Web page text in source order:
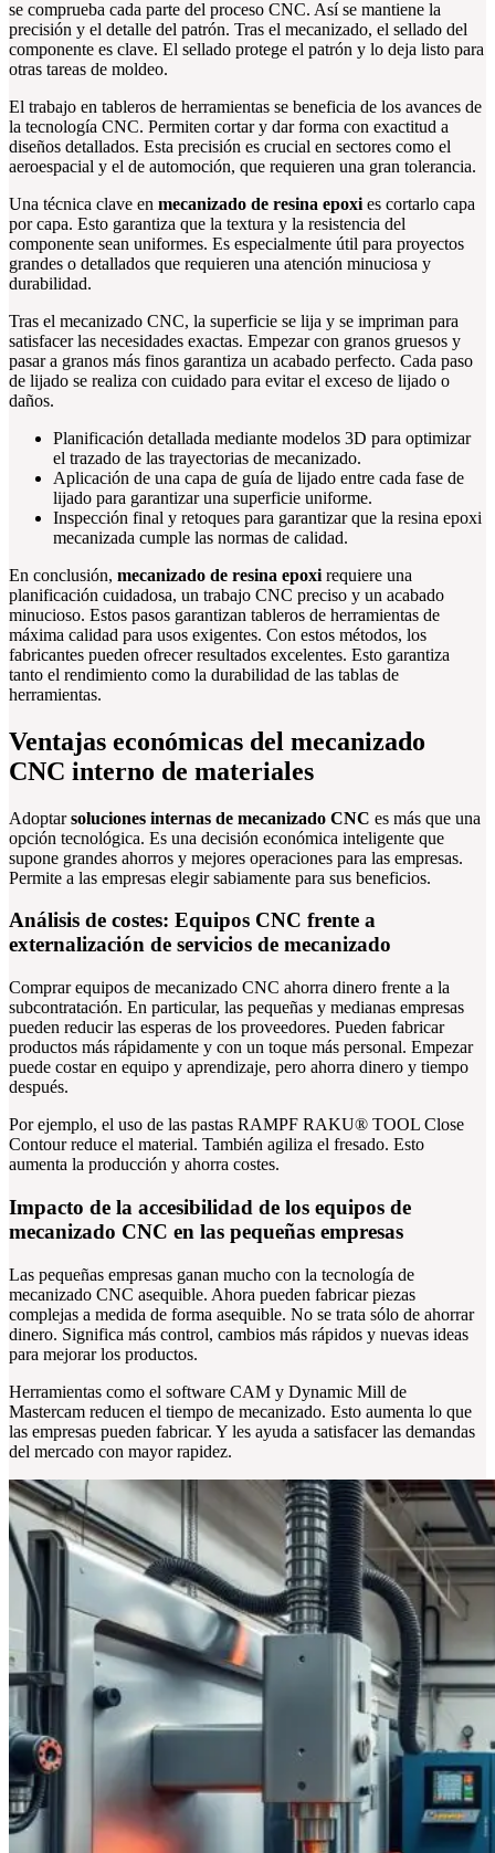
se comprueba cada parte del proceso CNC. Así se mantiene la
precisión y el detalle del patrón. Tras el mecanizado, el sellado del
componente es clave. El sellado protege el patrón y lo deja listo para
otras tareas de moldeo.
El trabajo en tableros de herramientas se beneficia de los avances de
la tecnología CNC. Permiten cortar y dar forma con exactitud a
diseños detallados. Esta precisión es crucial en sectores como el
aeroespacial y el de automoción, que requieren una gran tolerancia.
Una técnica clave en mecanizado de resina epoxi es cortarlo capa
por capa. Esto garantiza que la textura y la resistencia del
componente sean uniformes. Es especialmente útil para proyectos
grandes o detallados que requieren una atención minuciosa y
durabilidad.
Tras el mecanizado CNC, la superficie se lija y se impriman para
satisfacer las necesidades exactas. Empezar con granos gruesos y
pasar a granos más finos garantiza un acabado perfecto. Cada paso
de lijado se realiza con cuidado para evitar el exceso de lijado o
daños.
Planificación detallada mediante modelos 3D para optimizar
el trazado de las trayectorias de mecanizado.
Aplicación de una capa de guía de lijado entre cada fase de
lijado para garantizar una superficie uniforme.
Inspección final y retoques para garantizar que la resina epoxi
mecanizada cumple las normas de calidad.
En conclusión, mecanizado de resina epoxi requiere una
planificación cuidadosa, un trabajo CNC preciso y un acabado
minucioso. Estos pasos garantizan tableros de herramientas de
máxima calidad para usos exigentes. Con estos métodos, los
fabricantes pueden ofrecer resultados excelentes. Esto garantiza
tanto el rendimiento como la durabilidad de las tablas de
herramientas.
Ventajas económicas del mecanizado
CNC interno de materiales
Adoptarsoluciones internas de mecanizado CNC es más que una
opción tecnológica. Es una decisión económica inteligente que
supone grandes ahorros y mejores operaciones para las empresas.
Permite a las empresas elegir sabiamente para sus beneficios.
Análisis de costes: Equipos CNC frente a
externalización de servicios de mecanizado
Comprar equipos de mecanizado CNC ahorra dinero frente a la
subcontratación. En particular, las pequeñas y medianas empresas
pueden reducir las esperas de los proveedores. Pueden fabricar
productos más rápidamente y con un toque más personal. Empezar
puede costar en equipo y aprendizaje, pero ahorra dinero y tiempo
después.
Por ejemplo, el uso de las pastas RAMPF RAKU® TOOL Close
Contour reduce el material. También agiliza el fresado. Esto
aumenta la producción y ahorra costes.
Impacto de la accesibilidad de los equipos de
mecanizado CNC en las pequeñas empresas
Las pequeñas empresas ganan mucho con la tecnología de
mecanizado CNC asequible. Ahora pueden fabricar piezas
complejas a medida de forma asequible. No se trata sólo de ahorrar
dinero. Significa más control, cambios más rápidos y nuevas ideas
para mejorar los productos.
Herramientas como el software CAM y Dynamic Mill de
Mastercam reducen el tiempo de mecanizado. Esto aumenta lo que
las empresas pueden fabricar. Y les ayuda a satisfacer las demandas
del mercado con mayor rapidez.